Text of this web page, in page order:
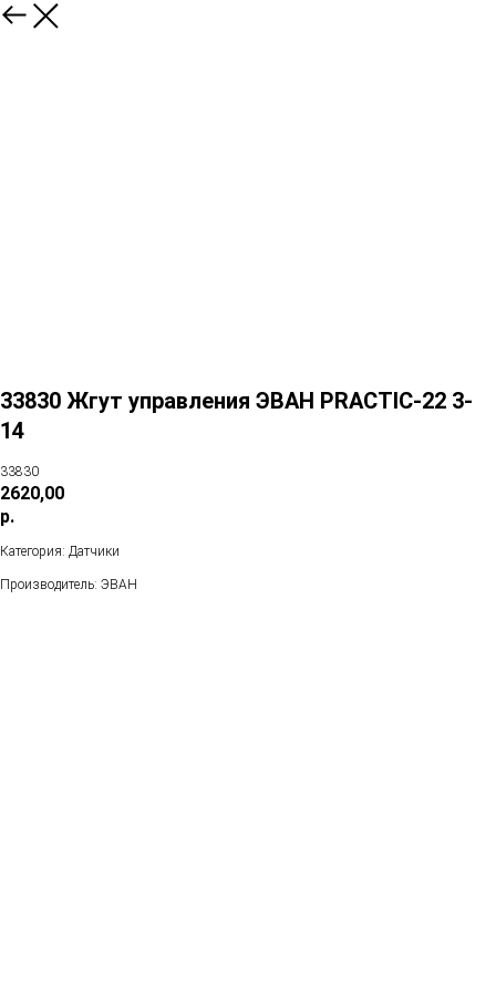
33830 Жгут управления ЭВАН PRACTIC-22 3-
14
33830
2620,00
р.
Категория: Датчики
Производитель: ЭВАН